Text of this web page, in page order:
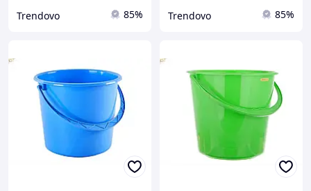
Trendovo 85% Trendovo 85%